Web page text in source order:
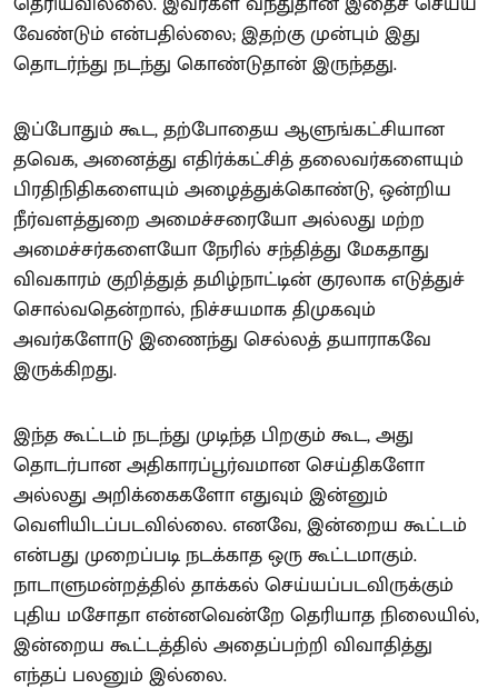
வேண்டும் என்பதில்லை; இதற்கு முன்பும் இது
தொடர்ந்து நடந்து கொண்டுதான் இருந்தது.
இப்போதும் கூட, தற்போதைய ஆளுங்கட்சியான
தவெக, அனைத்து எதிர்க்கட்சித் தலைவர்களையும்
பிரதிநிதிகளையும் அழைத்துக்கொண்டு, ஒன்றிய
நீர்வளத்துறை அமைச்சரையோ அல்லது மற்ற
அமைச்சர்களையோ நேரில் சந்தித்து மேகதாது
விவகாரம் குறித்துத் தமிழ்நாட்டின் குரலாக எடுத்துச்
சொல்வதென்றால், நிச்சயமாக திமுகவும்
அவர்களோடு இணைந்து செல்லத் தயாராகவே
இருக்கிறது.
இந்த கூட்டம் நடந்து முடிந்த பிறகும் கூட, அது
தொடர்பான அதிகாரப்பூர்வமான செய்திகளோ
அல்லது அறிக்கைகளோ எதுவும் இன்னும்
வெளியிடப்படவில்லை. எனவே, இன்றைய கூட்டம்
என்பது முறைப்படி நடக்காத ஒரு கூட்டமாகும்.
நாடாளுமன்றத்தில் தாக்கல் செய்யப்படவிருக்கும்
புதிய மசோதா என்னவென்றே தெரியாத நிலையில்,
இன்றைய கூட்டத்தில் அதைப்பற்றி விவாதித்து
எந்தப் பலனும் இல்லை.